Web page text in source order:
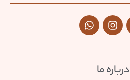
درباره ما